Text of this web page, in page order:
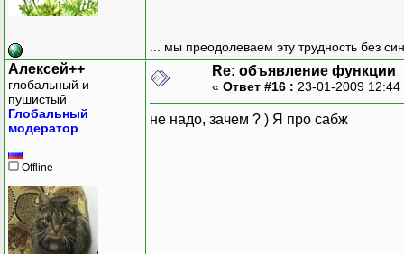
... мы преодолеваем эту трудность без
Алексей++
глобальный и
пушистый
Глобальный
модератор
Offline
Re: объявление функции
« Ответ #16 : 23-01-2009
не надо, зачем ? ) Я про сабж